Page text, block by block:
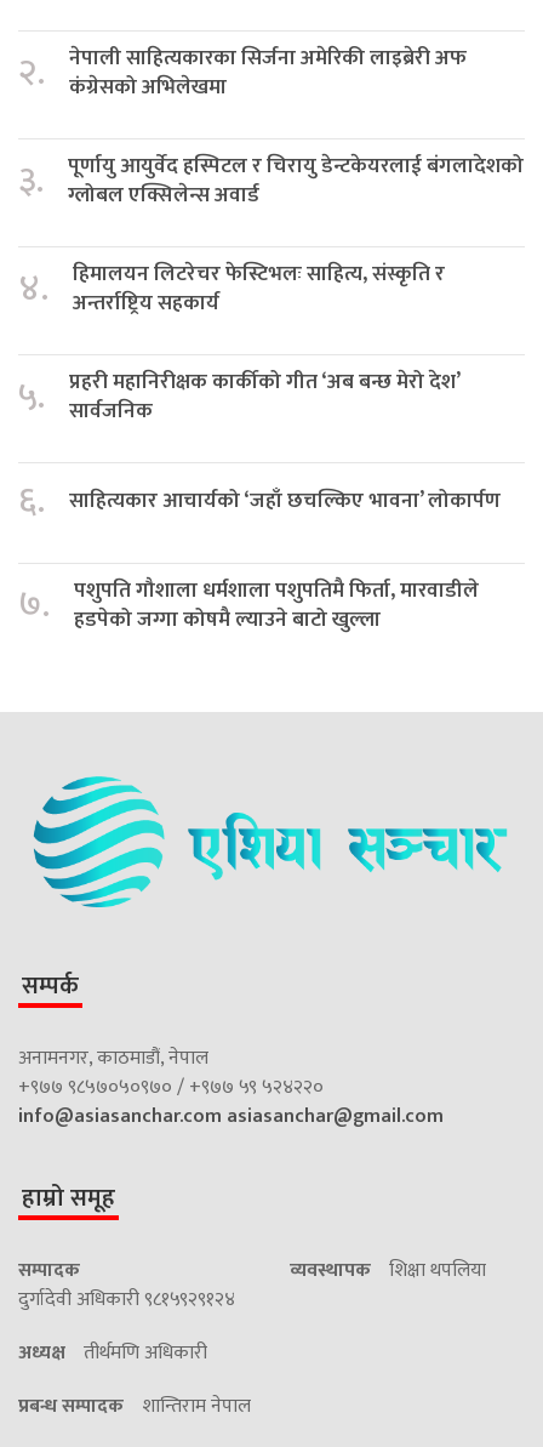
२.
नेपाली साहित्यकारका सिर्जना अमेरिकी लाइब्रेरी अफ
कंग्रेसको अभिलेखमा
३.
पूर्णायु आयुर्वेद हस्पिटल र चिरायु डेन्टकेयरलाई बंगलादेशको
ग्लोबल एक्सिलेन्स अवार्ड
४.
हिमालयन लिटरेचर फेस्टिभलः साहित्य, संस्कृति र
अन्तर्राष्ट्रिय सहकार्य
५.
प्रहरी महानिरीक्षक कार्कीको गीत ‘अब बन्छ मेरो देश’
सार्वजनिक
६. साहित्यकार आचार्यको ‘जहाँ छचल्किए भावना’ लोकार्पण
७.
पशुपति गौशाला धर्मशाला पशुपतिमै फिर्ता, मारवाडीले
हडपेको जग्गा कोषमै ल्याउने बाटो खुल्ला
सम्पर्क
अनामनगर, काठमाडौं, नेपाल
+९७७ ९८५७०५०९७० / +९७७ ५९ ५२४२२०
info@asiasanchar.com asiasanchar@gmail.com
हाम्रो समूह
सम्पादक
दुर्गादेवी अधिकारी ९८१५९२९१२४
व्यवस्थापक शिक्षा थपलिया
अध्यक्ष तीर्थमणि अधिकारी
प्रबन्ध सम्पादक शान्तिराम नेपाल